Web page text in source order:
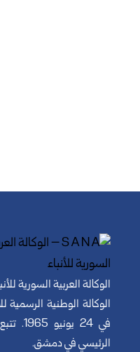
الوكالة العربية السورية
الوكالة الوطنية الرسمية
في 24
الرئيسي في دمشق.